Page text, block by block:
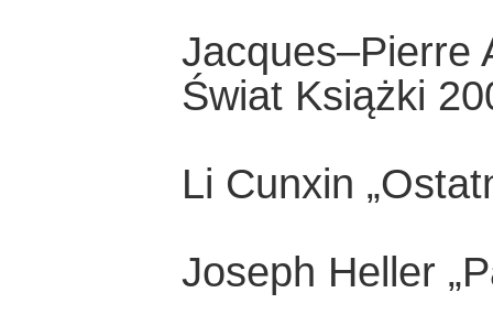
Jacques–Pierre
Świat Książki
Li Cunxin
Joseph Heller